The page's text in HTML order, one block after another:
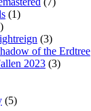
(1)
(3)
of the Erdtree
2023 (3)
(5)